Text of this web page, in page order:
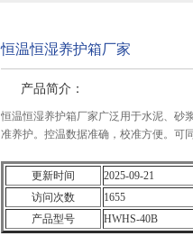
恒温恒湿养护箱厂家
产品简介：
恒温恒湿养护箱厂家广泛用于水泥、砂浆
准养护。控温数据准确，校准方便。
更新时间
2025-09-21
访问次数
1655
产品型号
HWHS-40B